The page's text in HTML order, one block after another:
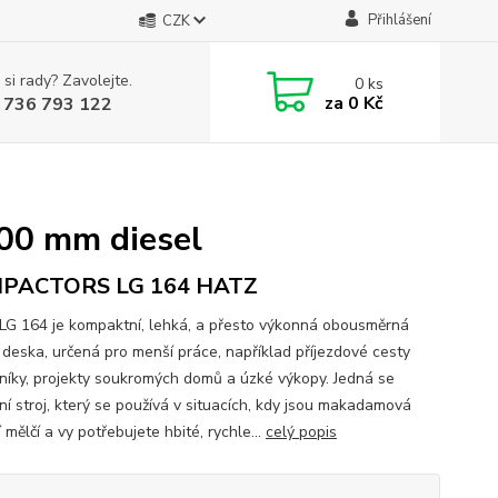
CZK Přihlášení
rady? Zavolejte.
793 122
0ks
za 0 Kč
mm diesel
LG 164 HATZ
164 je kompaktní, lehká, a přesto výkonná obousměrná
určená pro menší práce, například příjezdové cesty
projekty soukromých domů a úzké výkopy. Jedná se
stroj, který se používá v situacích, kdy jsou makadamová
mělčí a vy potřebujete hbité, rychle... celý popis